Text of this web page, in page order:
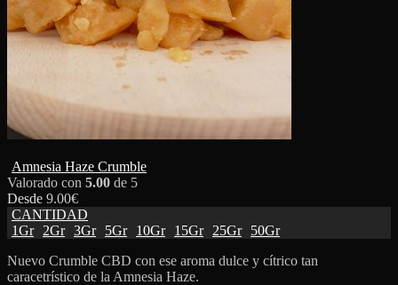
Amnesia Haze Crumble
Valorado con 5.00 de 5
Desde 9.00€
CANTIDAD
1Gr
2Gr 3Gr 5Gr 10Gr 15Gr 25Gr
50Gr
Nuevo Crumble CBD con ese aroma dulce y cítrico tan
caracetrístico de la Amnesia Haze.